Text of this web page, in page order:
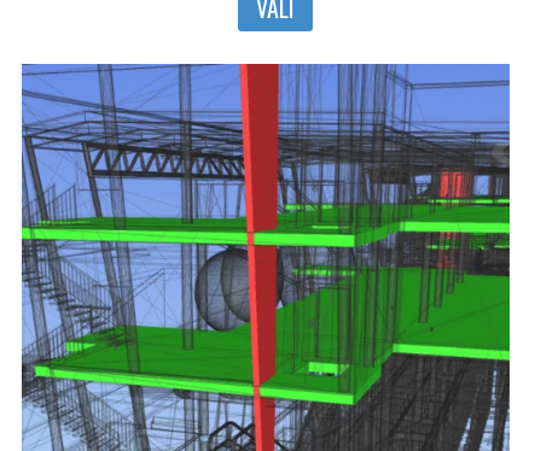
mitu
varianti.
Valikuid
saab
teha
tootelehel.